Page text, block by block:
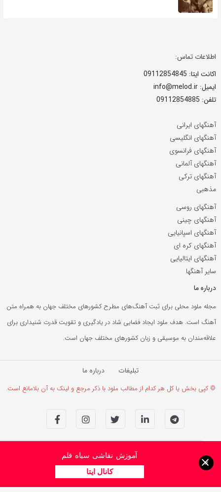
اطلاعات تماس:
اکانت ایتا: 09112854845
ایمیل: info@melod.ir
تلفن: 09112854885
آهنگهای ایرانی
آهنگهای انگلیسی
آهنگهای فرانسوی
آهنگهای آلمانی
آهنگهای ترکی
مذهبی
آهنگهای روسی
آهنگهای چینی
آهنگهای اسپانیایی
آهنگهای کره ای
آهنگهای ایتالیایی
سایر آهنگها
درباره ما
مجله ملود محلی برای ثبت آهنگ‌های مطرح کشورهای مختلف جهان به همراه متن
آهنگ است. هدف ملود ایجاد فضایی شاد در یادگیری و تقویت قدرت شنیداری برای
علاقه‌مندان به موسیقی و زبان کشورهای مختلف جهان است.
تبلیغات درباره ما
© کپی بخش یا کل هر کدام از مطالب ملود با ذکر مرجع و لینک به آن بلامانع است.
آموزش نقاشی سیاه قلم
کانال ایتا
×